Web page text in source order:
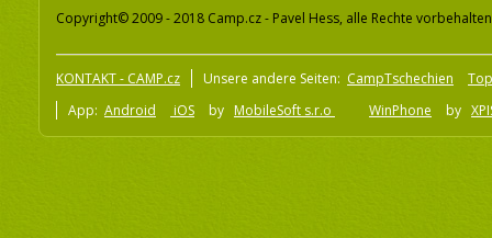
Copyright© 2009 - 2018 Camp.cz - Pavel Hess, alle Rechte vorbehalten
KONTAKT - CAMP.cz Unsere andere Seiten: CampTschechien
App: Android iOS by MobileSoft s.r.o WinPhone by